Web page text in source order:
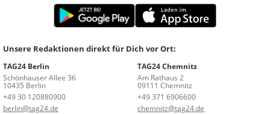
Unsere Redaktionen direkt für Dich vor Ort:
TAG24 Berlin
Schönhauser Allee 36
10435 Berlin
+49 30 120880900
berlin@tag24.de
TAG24 Chemnitz
Am Rathaus 2
09111 Chemnitz
+49 371 6906600
chemnitz@tag24.de